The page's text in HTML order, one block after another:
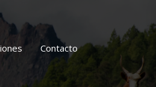
Contacto